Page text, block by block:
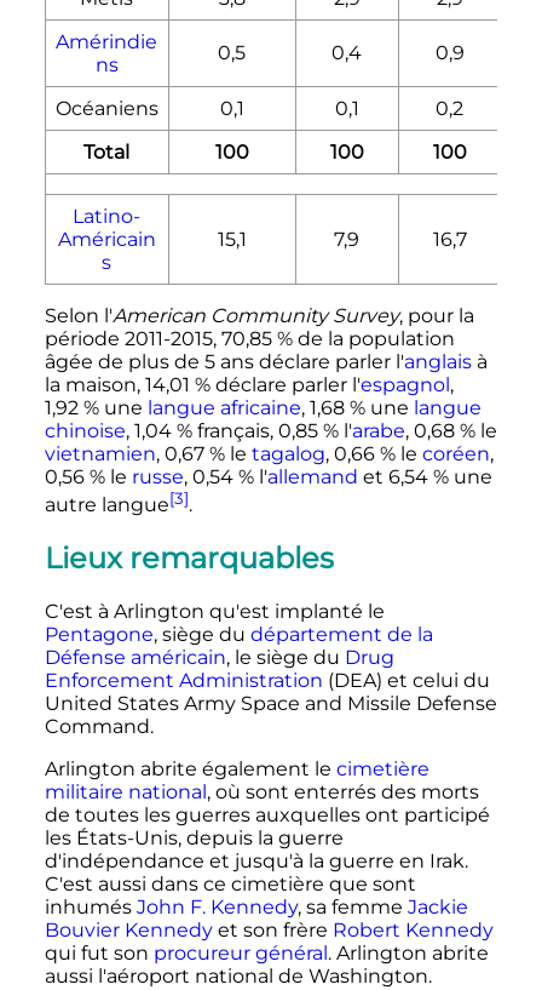
Amérindie
ns
0,5 0,4 0,9
Océaniens 0,1 0,1
0,2
Total
100 100 100
Latino-
Américain
s
15,1 7,9 16,7
Selon l'American Community Survey, pour la
période 2011-2015, 70,85 % de la population
âgée de plus de 5 ansdéclare parler l'anglaisà
la maison, 14,01 % déclare parler l'espagnol,
1,92 % une langue africaine, 1,68 % une langue
chinoise, 1,04 % français, 0,85 % l'arabe, 0,68 % le
vietnamien, 0,67 % le tagalog, 0,66 % le coréen,
0,56 % le russe, 0,54 % l'allemand et 6,54 % une
autre langue[3].
Lieux remarquables
C'est à Arlington qu'est implanté le
Pentagone, siège du département de la
Défense américain, le siège du Drug
Enforcement Administration (DEA) et celui du
United States Army Space and Missile Defense
Command.
Arlington abrite également le cimetière
militaire national, où sont enterrés des morts
de toutes les guerres auxquelles ont participé
les États-Unis, depuis la guerre
d'indépendance et jusqu'à la guerre en Irak.
C'est aussi dans ce cimetière que sont
inhumés John F. Kennedy, sa femme Jackie
Bouvier Kennedyet son frère Robert Kennedy
qui fut son procureur général. Arlington abrite
aussi l'aéroport national de Washington.